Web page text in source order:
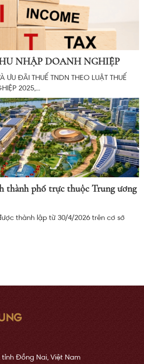
NHẬP DOANH NGHIỆP
ƯU ĐÃI THUẾ TNDN THEO LUẬT THUẾ
2025,...
thành phố trực thuộc Trung ương
thành lập từ 30/4/2026 trên cơ sở
tỉnh Đồng Nai, Việt Nam